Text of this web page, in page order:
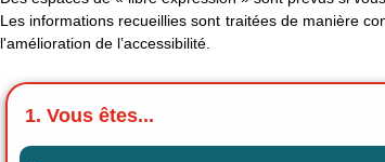
Les informations recueillies sont traitées de manière
l'amélioration de l’accessibilité.
1. Vous êtes...